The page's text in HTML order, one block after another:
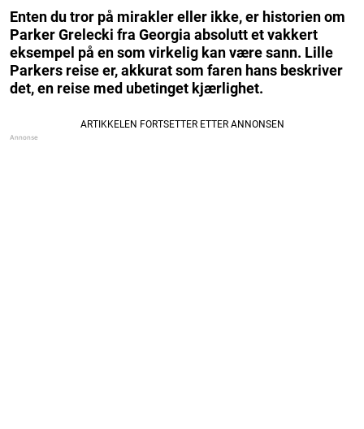
Enten du tror på mirakler eller ikke, er historien om
Parker Grelecki fra Georgia absolutt et vakkert
eksempel på en som virkelig kan være sann. Lille
Parkers reise er, akkurat som faren hans beskriver
det, en reise med ubetinget kjærlighet.